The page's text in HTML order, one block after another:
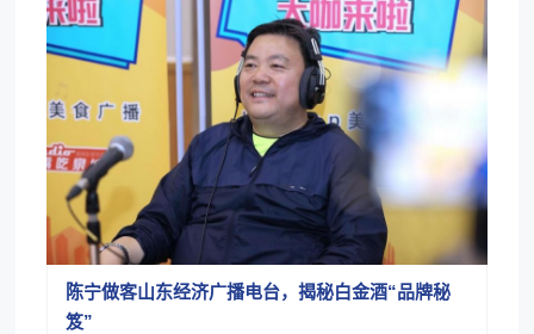
陈宁做客山东经济广播电台，揭秘白金酒“品牌秘
笈”